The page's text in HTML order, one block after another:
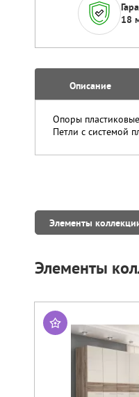
18
Описание
Опоры
Петли с системой
Элементы
Элементы